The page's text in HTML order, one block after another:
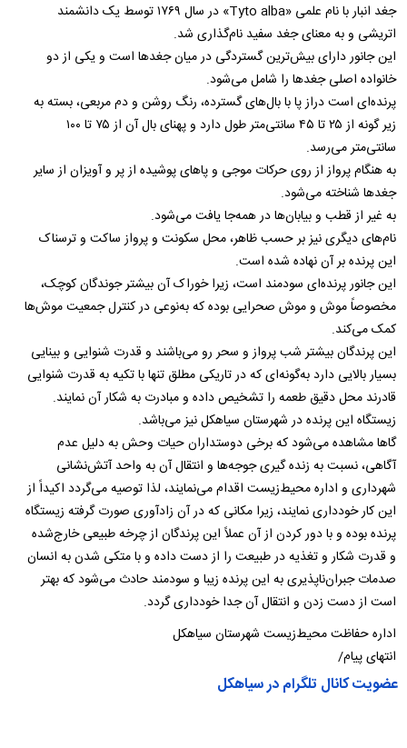
جغد انبار با نام علمی «Tyto alba» در سال ۱۷۶۹ توسط یک دانشمند
اتریشی و به معنای جغد سفید نام‌گذاری شد.
این جانور دارای بیش‌ترین گستردگی در میان جغدها است و یکی از دو
خانواده اصلی جغدها را شامل می‌شود.
پرنده‌ای است دراز پا با بال‌های گسترده، رنگ روشن و دم مربعی، بسته به
زیر گونه از ۲۵ تا ۴۵ سانتی‌متر طول دارد و پهنای بال آن از ۷۵ تا ۱۰۰
سانتی‌متر می‌رسد.
به هنگام پرواز از روی حرکات موجی و پاهای پوشیده از پر و آویزان از سایر
جغدها شناخته می‌شود.
به غیر از قطب و بیابان‌ها در همه‌جا یافت می‌شود.
نام‌های دیگری نیز بر حسب ظاهر، محل سکونت و پرواز ساکت و ترسناک
این پرنده بر آن نهاده شده است.
این جانور پرنده‌ای سودمند است، زیرا خوراک آن بیشتر جوندگان کوچک،
مخصوصاً موش و موش صحرایی بوده که به‌نوعی در کنترل جمعیت موش‌ها
کمک می‌کند.
این پرندگان بیشتر شب پرواز و سحر رو می‌باشند و قدرت شنوایی و بینایی
بسیار بالایی دارد به‌گونه‌ای که در تاریکی مطلق تنها با تکیه به قدرت شنوایی
قادرند محل دقیق طعمه را تشخیص داده و مبادرت به شکار آن نمایند.
زیستگاه این پرنده در شهرستان سیاهکل نیز می‌باشد.
گاها مشاهده می‌شود که برخی دوستداران حیات وحش به دلیل عدم
آگاهی، نسبت به زنده گیری جوجه‌ها و انتقال آن به واحد آتش‌نشانی
شهرداری و اداره محیط‌زیست اقدام می‌نمایند، لذا توصیه می‌گردد اکیداً از
این کار خودداری نمایند، زیرا مکانی که در آن زادآوری صورت گرفته زیستگاه
پرنده بوده و با دور کردن از آن عملاً این پرندگان از چرخه طبیعی خارج‌شده
و قدرت شکار و تغذیه در طبیعت را از دست داده و با متکی شدن به انسان
صدمات جبران‌ناپذیری به این پرنده زیبا و سودمند حادث می‌شود که بهتر
است از دست زدن و انتقال آن جدا خودداری گردد.
اداره حفاظت محیط‌زیست شهرستان سیاهکل
انتهای پیام/
عضویت کانال تلگرام در سیاهکل